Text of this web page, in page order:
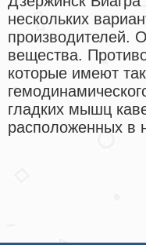
нескольких
производителей.
вещества.
которые имеют
гладких мышц
расположенных в